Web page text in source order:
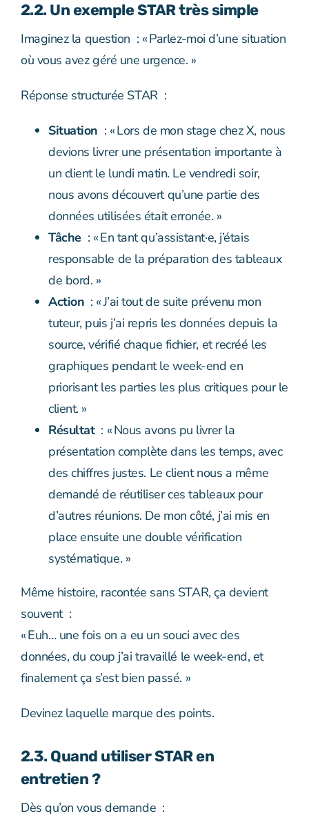
2.2. Un exemple STAR très simple
Imaginez la question : « Parlez-moi d’une situation
où vous avez géré une urgence. »
Réponse structurée STAR :
Situation : « Lors de mon stage chez X, nous
devions livrer une présentation importante à
un client le lundi matin. Le vendredi soir,
nous avons découvert qu’une partie des
données utilisées était erronée. »
Tâche: « En tant qu’assistant·e, j’étais
responsable de la préparation des tableaux
de bord. »
Action : « J’ai tout de suite prévenu mon
tuteur, puis j’ai repris les données depuis la
source, vérifié chaque fichier, et recréé les
graphiques pendant le week-end en
priorisant les parties les plus critiques pour le
client. »
Résultat: « Nous avons pu livrer la
présentation complète dans les temps, avec
des chiffres justes. Le client nous a même
demandé de réutiliser ces tableaux pour
d’autres réunions. De mon côté, j’ai mis en
place ensuite une double vérification
systématique. »
Même histoire, racontée sans STAR, ça devient
souvent :
« Euh… une fois on a eu un souci avec des
données, du coup j’ai travaillé le week-end, et
finalement ça s’est bien passé. »
Devinez laquelle marque des points.
2.3. Quand utiliser STAR en
entretien ?
Dès qu’on vous demande :